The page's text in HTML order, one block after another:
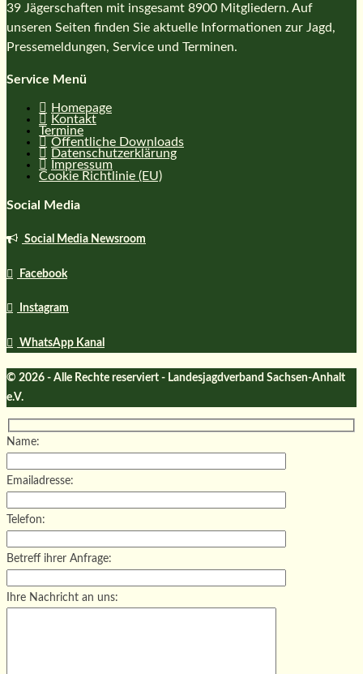
39 Jägerschaften mit insgesamt 8900 Mitgliedern. Auf
unseren Seiten finden Sie aktuelle Informationen zur Jagd,
Pressemeldungen, Service und Terminen.
Service Menü
Homepage
Kontakt
Termine
Öffentliche Downloads
Datenschutzerklärung
Impressum
Cookie Richtlinie (EU)
Social Media
Social Media Newsroom
Facebook
Instagram
WhatsApp Kanal
© 2026 - Alle Rechte reserviert - Landesjagdverband Sachsen-Anhalt
e.V.
Name:
Emailadresse:
Telefon:
Betreff ihrer Anfrage:
Ihre Nachricht an uns: